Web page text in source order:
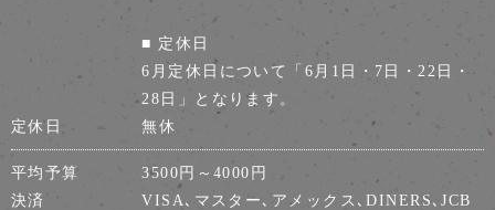
■ 定休日
6月定休日について「6月1日・7日・22日・
28日」となります。
定休日
無休
平均予算
3500円～4000円
決済
VISA､マスター､アメックス､DINERS､JCB